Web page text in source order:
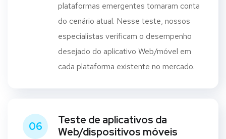
plataformas emergentes tomaram conta
do cenário atual. Nesse teste, nossos
especialistas verificam o desempenho
desejado do aplicativo Web/móvel em
cada plataforma existente no mercado.
06
Teste de aplicativos da
Web/dispositivos móveis